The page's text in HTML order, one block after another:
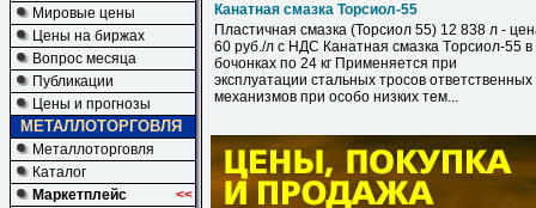
Мировые цены
Цены на биржах
Вопрос месяца
Публикации
Цены и прогнозы
МЕТАЛЛОТОРГОВЛЯ
Металлоторговля
Каталог
Маркетплейс
<<
Канатная смазка Торсиол-55
Пластичная смазка (Торсиол 55) 12 838 л -
60 руб./л с НДС Кaнатнaя cмaзкa Тopcиoл-55 в
бoчoнках по 24 кг Применяется при
эксплуатации стальных тросов ответственных
механизмов при особо низких тем...